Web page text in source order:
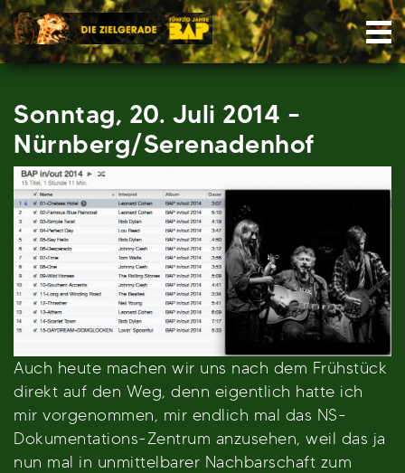
Skip
to
content
Sonntag, 20. Juli 2014 –
Nürnberg/Serenadenhof
Auch heute machen wir uns nach dem Frühstück
direkt auf den Weg, denn eigentlich hatte ich
mir vorgenommen, mir endlich mal das NS-
Dokumentations-Zentrum anzusehen, weil das ja
nun mal in unmittelbarer Nachbarschaft zum